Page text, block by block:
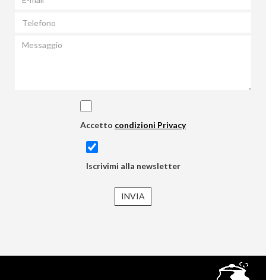
Accetto condizioni Privacy
Iscrivimi alla newsletter
INVIA